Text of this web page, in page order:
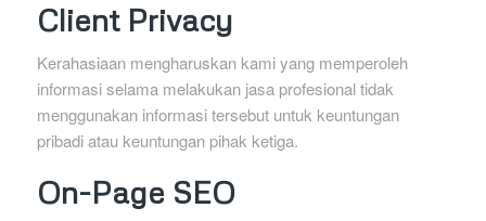
Client Privacy
Kerahasiaan mengharuskan kami yang memperoleh
informasi selama melakukan jasa profesional tidak
menggunakan informasi tersebut untuk keuntungan
pribadi atau keuntungan pihak ketiga.
On-Page SEO